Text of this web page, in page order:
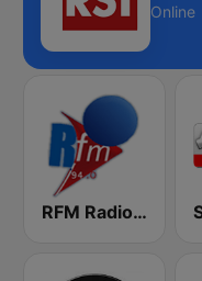
Online
RFM Radio Futurs Medias 94.0 FM